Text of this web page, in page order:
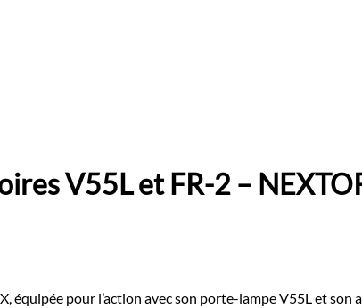
V55L et FR-2 –
équipée pour l’action avec son porte-lampe V55L et son